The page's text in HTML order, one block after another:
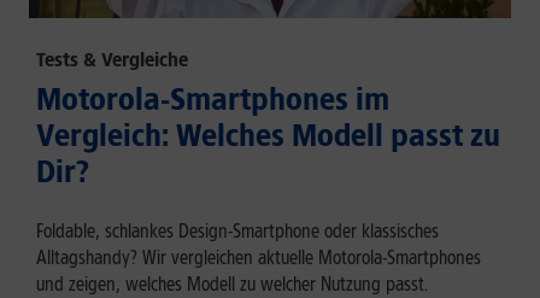
Tests & Vergleiche
Motorola-Smartphones im
Vergleich: Welches Modell passt zu
Dir?
Foldable, schlankes Design-Smartphone oder klassisches
Alltagshandy? Wir vergleichen aktuelle Motorola-Smartphones
und zeigen, welches Modell zu welcher Nutzung passt.